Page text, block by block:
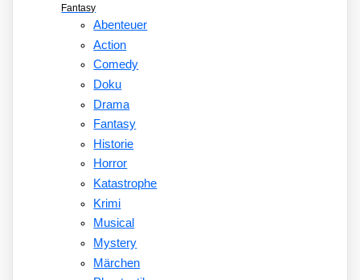
Fantasy
Abenteuer
Action
Comedy
Doku
Drama
Fantasy
Historie
Horror
Katastrophe
Krimi
Musical
Mystery
Märchen